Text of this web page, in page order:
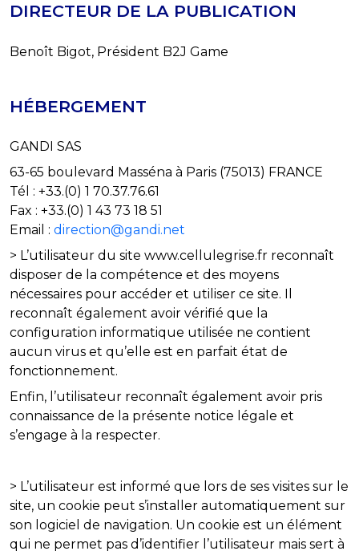
DIRECTEUR DE LA PUBLICATION
Benoît Bigot, Président B2J Game
HÉBERGEMENT
GANDI SAS
63-65 boulevard Masséna à Paris (75013) FRANCE
Tél : +33.(0) 1 70.37.76.61
Fax : +33.(0) 1 43 73 18 51
Email : direction@gandi.net
> L’utilisateur du site www.cellulegrise.fr reconnaît
disposer de la compétence et des moyens
nécessaires pour accéder et utiliser ce site. Il
reconnaît également avoir vérifié que la
configuration informatique utilisée ne contient
aucun virus et qu’elle est en parfait état de
fonctionnement.
Enfin, l’utilisateur reconnaît également avoir pris
connaissance de la présente notice légale et
s’engage à la respecter.
> L’utilisateur est informé que lors de ses visites sur le
site, un cookie peut s’installer automatiquement sur
son logiciel de navigation. Un cookie est un élément
qui ne permet pas d’identifier l’utilisateur mais sert à